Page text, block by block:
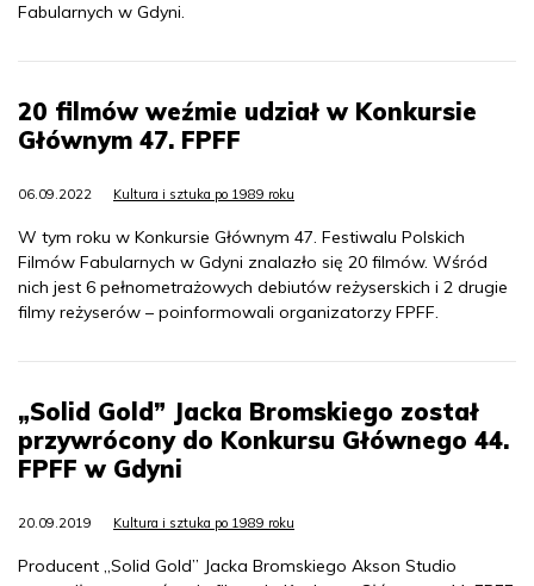
Fabularnych w Gdyni.
20 filmów weźmie udział w Konkursie
Głównym 47. FPFF
06.09.2022 Kultura i sztuka po 1989 roku
W tym roku w Konkursie Głównym 47. Festiwalu Polskich
Filmów Fabularnych w Gdyni znalazło się 20 filmów. Wśród
nich jest 6 pełnometrażowych debiutów reżyserskich i 2 drugie
filmy reżyserów – poinformowali organizatorzy FPFF.
„Solid Gold” Jacka Bromskiego został
przywrócony do Konkursu Głównego 44.
FPFF w Gdyni
20.09.2019 Kultura i sztuka po 1989 roku
Producent „Solid Gold” Jacka Bromskiego Akson Studio